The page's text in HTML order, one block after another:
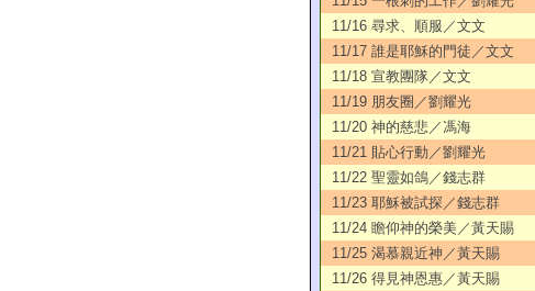
11/16 尋求、順服／文文
11/17 誰是耶穌的門徒／文文
11/18 宣教團隊／文文
11/19 朋友圈／劉耀光
11/20 神的慈悲／馮海
11/21 貼心行動／劉耀光
11/22 聖靈如鴿／錢志群
11/23 耶穌被試探／錢志群
11/24 瞻仰神的榮美／黃天賜
11/25 渴慕親近神／黃天賜
11/26 得見神恩惠／黃天賜